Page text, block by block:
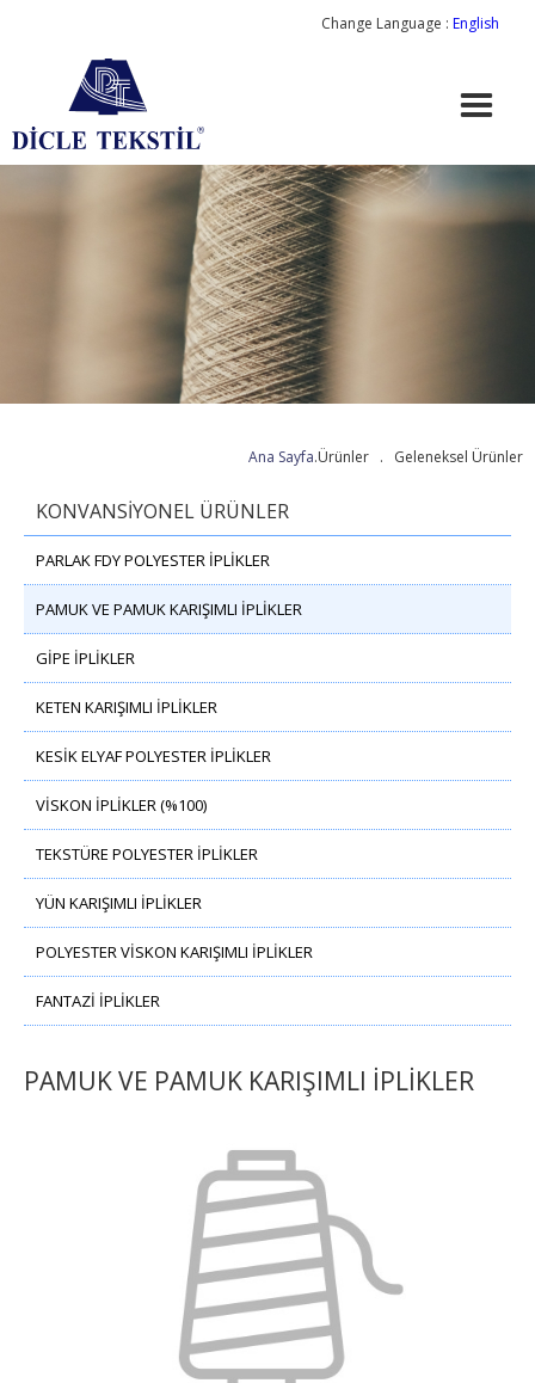
Change Language : English
Ana Sayfa.Ürünler . Geleneksel Ürünler
KONVANSİYONEL ÜRÜNLER
PARLAK FDY POLYESTER İPLİKLER
PAMUK VE PAMUK KARIŞIMLI İPLİKLER
GİPE İPLİKLER
KETEN KARIŞIMLI İPLİKLER
KESİK ELYAF POLYESTER İPLİKLER
VİSKON İPLİKLER (%100)
TEKSTÜRE POLYESTER İPLİKLER
YÜN KARIŞIMLI İPLİKLER
POLYESTER VİSKON KARIŞIMLI İPLİKLER
FANTAZİ İPLİKLER
PAMUK VE PAMUK KARIŞIMLI İPLİKLER